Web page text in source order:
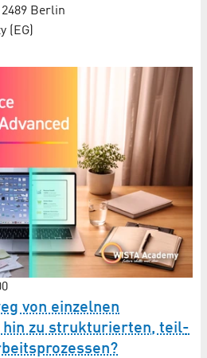
Berlin
(EG)
von einzelnen
hin zu strukturierten, teil­